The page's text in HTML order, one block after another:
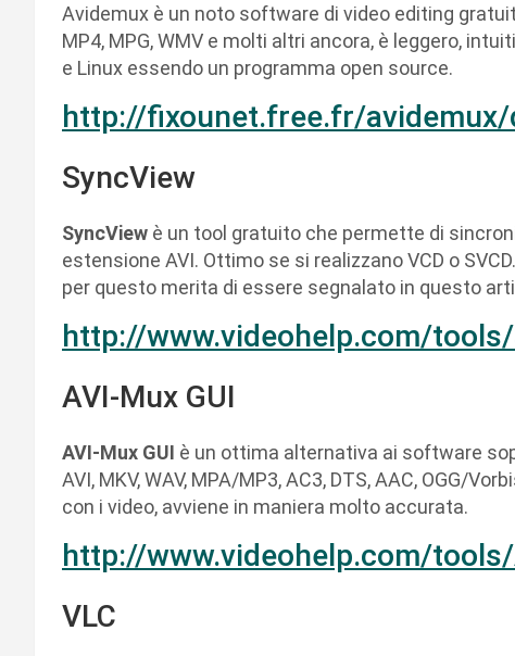
Avidemux è un noto software di video editing
MP4, MPG, WMV e molti altri ancora, è leggero,
e Linux essendo un programma open source.
http://fixounet.free.fr/
SyncView
SyncView è un tool gratuito che permette di
estensione AVI. Ottimo se si realizzano VCD o
per questo merita di essere segnalato in questo
http://www.videohelp.com/
AVI-Mux GUI
AVI-Mux GUI è un ottima alternativa ai software
AVI, MKV, WAV, MPA/MP3, AC3, DTS, AAC, OGG/
con i video, avviene in maniera molto accurata.
http://www.videohelp.com/tools/
VLC